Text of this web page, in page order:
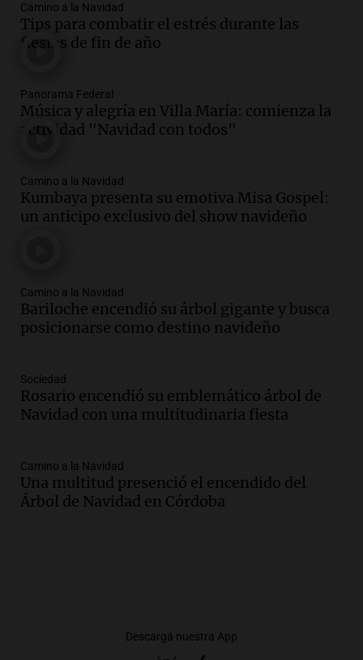
Camino a la Navidad
Tips para combatir el estrés durante las
fiestas de fin de año
Panorama Federal
Música y alegría en Villa María: comienza la
actividad "Navidad con todos"
Camino a la Navidad
Kumbaya presenta su emotiva Misa Gospel:
un anticipo exclusivo del show navideño
Camino a la Navidad
Bariloche encendió su árbol gigante y busca
posicionarse como destino navideño
Sociedad
Rosario encendió su emblemático árbol de
Navidad con una multitudinaria fiesta
Camino a la Navidad
Una multitud presenció el encendido del
Árbol de Navidad en Córdoba
Descargá nuestra App